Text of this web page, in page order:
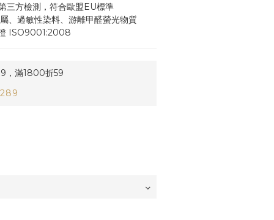
三方檢測，符合歐盟EU標準
、過敏性染料、游離甲醛螢光物質
ISO9001:2008
，滿1800折59